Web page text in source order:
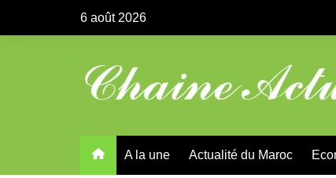
6 août 2026
A la une Actualité du Maroc